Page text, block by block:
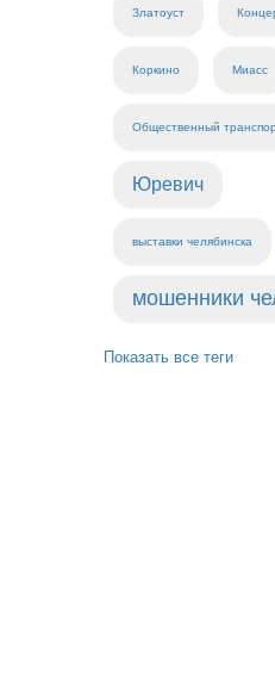
Златоуст
Коркино Миасс
Общественный
Юревич
выставки челябинска
мошенники
Показать все теги